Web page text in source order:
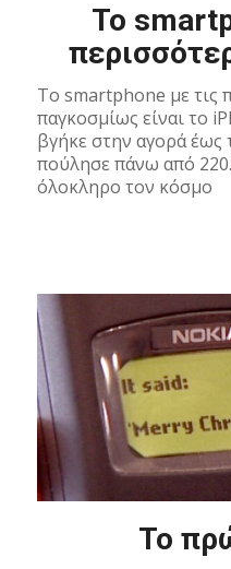
Το
Το smartphone με τις
παγκοσμίως είναι το
βγήκε στην αγορά
πούλησε πάνω από
όλοκληρο τον κόσμο
To